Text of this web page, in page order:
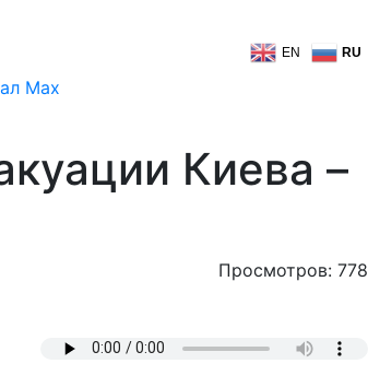
EN RU
Киева –
Просмотров: 778